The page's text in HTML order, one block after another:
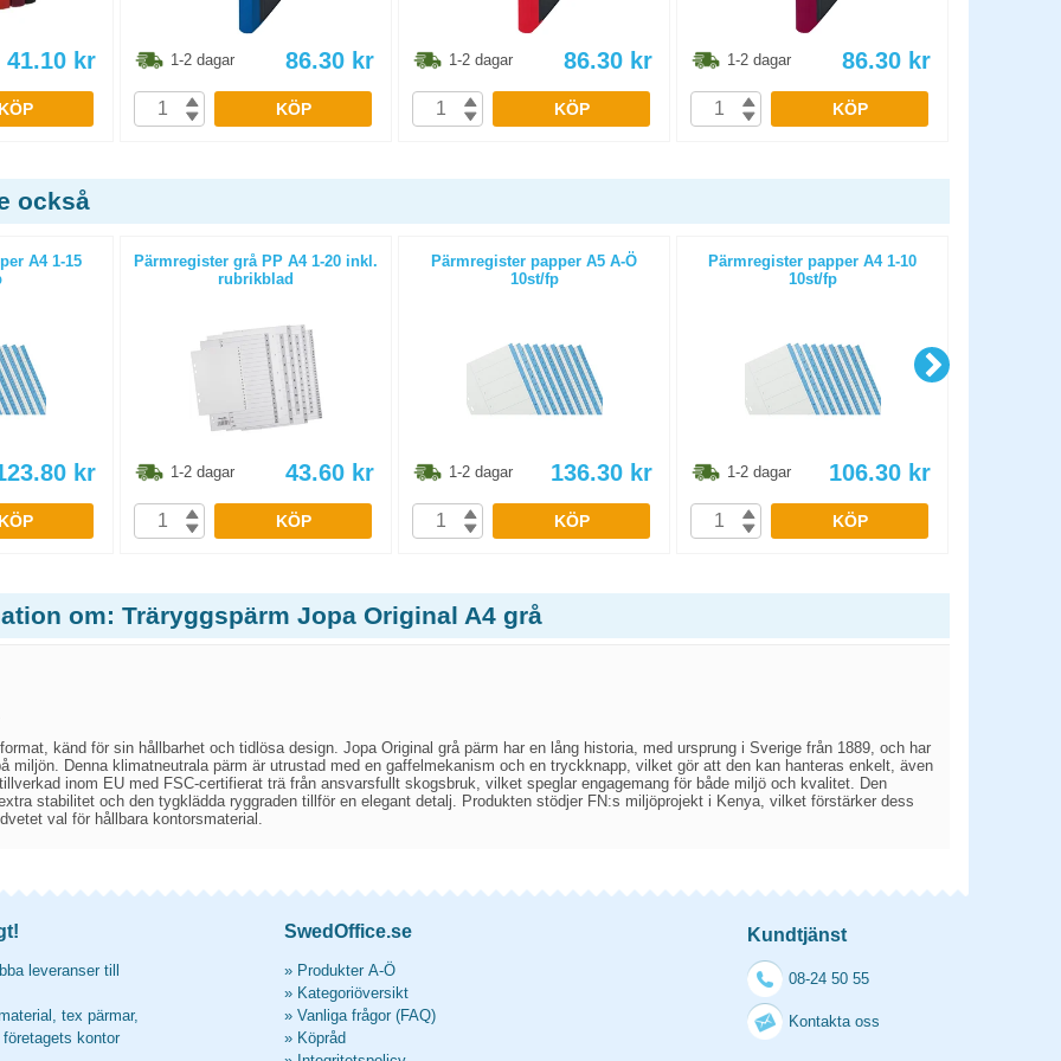
41.10 kr
KÖP
1-2 dagar 86.30 kr
KÖP
1-2 dagar 86.30 kr
KÖP
1-2 dagar 86.30 kr
KÖP
också
A4 1-15
kr
KÖP
Pärmregister grå PP A4 1-20 inkl.
rubrikblad
1-2 dagar 43.60 kr
KÖP
Pärmregister papper A5 A-Ö
10st/fp
1-2 dagar 136.30 kr
KÖP
Pärmregister papper A4 1-10
10st/fp
1-2 dagar 106.30 kr
KÖP
om: Träryggspärm Jopa Original A4 grå
känd för sin hållbarhet och tidlösa design. Jopa Original grå pärm har en lång historia, med ursprung i Sverige från 1889, och har
miljön. Denna klimatneutrala pärm är utrustad med en gaffelmekanism och en tryckknapp, vilket gör att den kan hanteras enkelt, även
inom EU med FSC-certifierat trä från ansvarsfullt skogsbruk, vilket speglar engagemang för både miljö och kvalitet. Den
stabilitet och den tygklädda ryggraden tillför en elegant detalj. Produkten stödjer FN:s miljöprojekt i Kenya, vilket förstärker dess
val för hållbara kontorsmaterial.
leveranser till
tex pärmar,
kontor
SwedOffice.se
» Produkter A-Ö
» Kategoriöversikt
» Vanliga frågor (FAQ)
» Köpråd
Kundtjänst
08-24 50 55
Kontakta oss